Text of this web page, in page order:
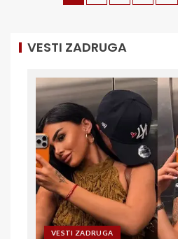
VESTI ZADRUGA
VESTI ZADRUGA